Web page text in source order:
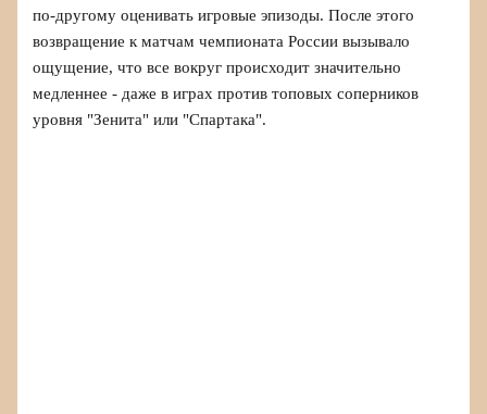
по‑другому оценивать игровые эпизоды. После этого
возвращение к матчам чемпионата России вызывало
ощущение, что все вокруг происходит значительно
медленнее - даже в играх против топовых соперников
уровня "Зенита" или "Спартака".